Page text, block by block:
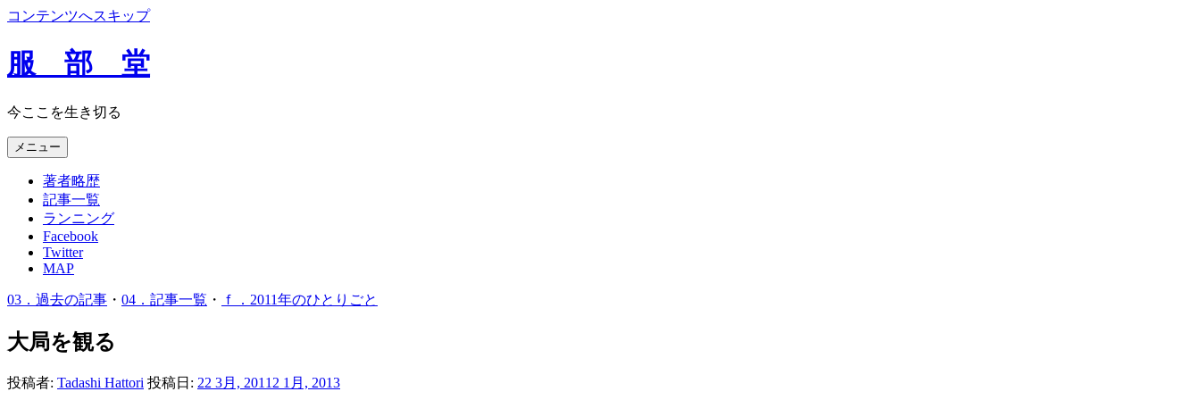
コンテンツへスキップ
服 部 堂
今ここを生き切る
メニュー
著者略歴
記事一覧
ランニング
Facebook
Twitter
MAP
03．過去の記事 ・ 04．記事一覧 ・ ｆ．2011年のひとりごと
大局を観る
投稿者: Tadashi Hattori 投稿日: 22 3月, 2011 2 1月, 2013